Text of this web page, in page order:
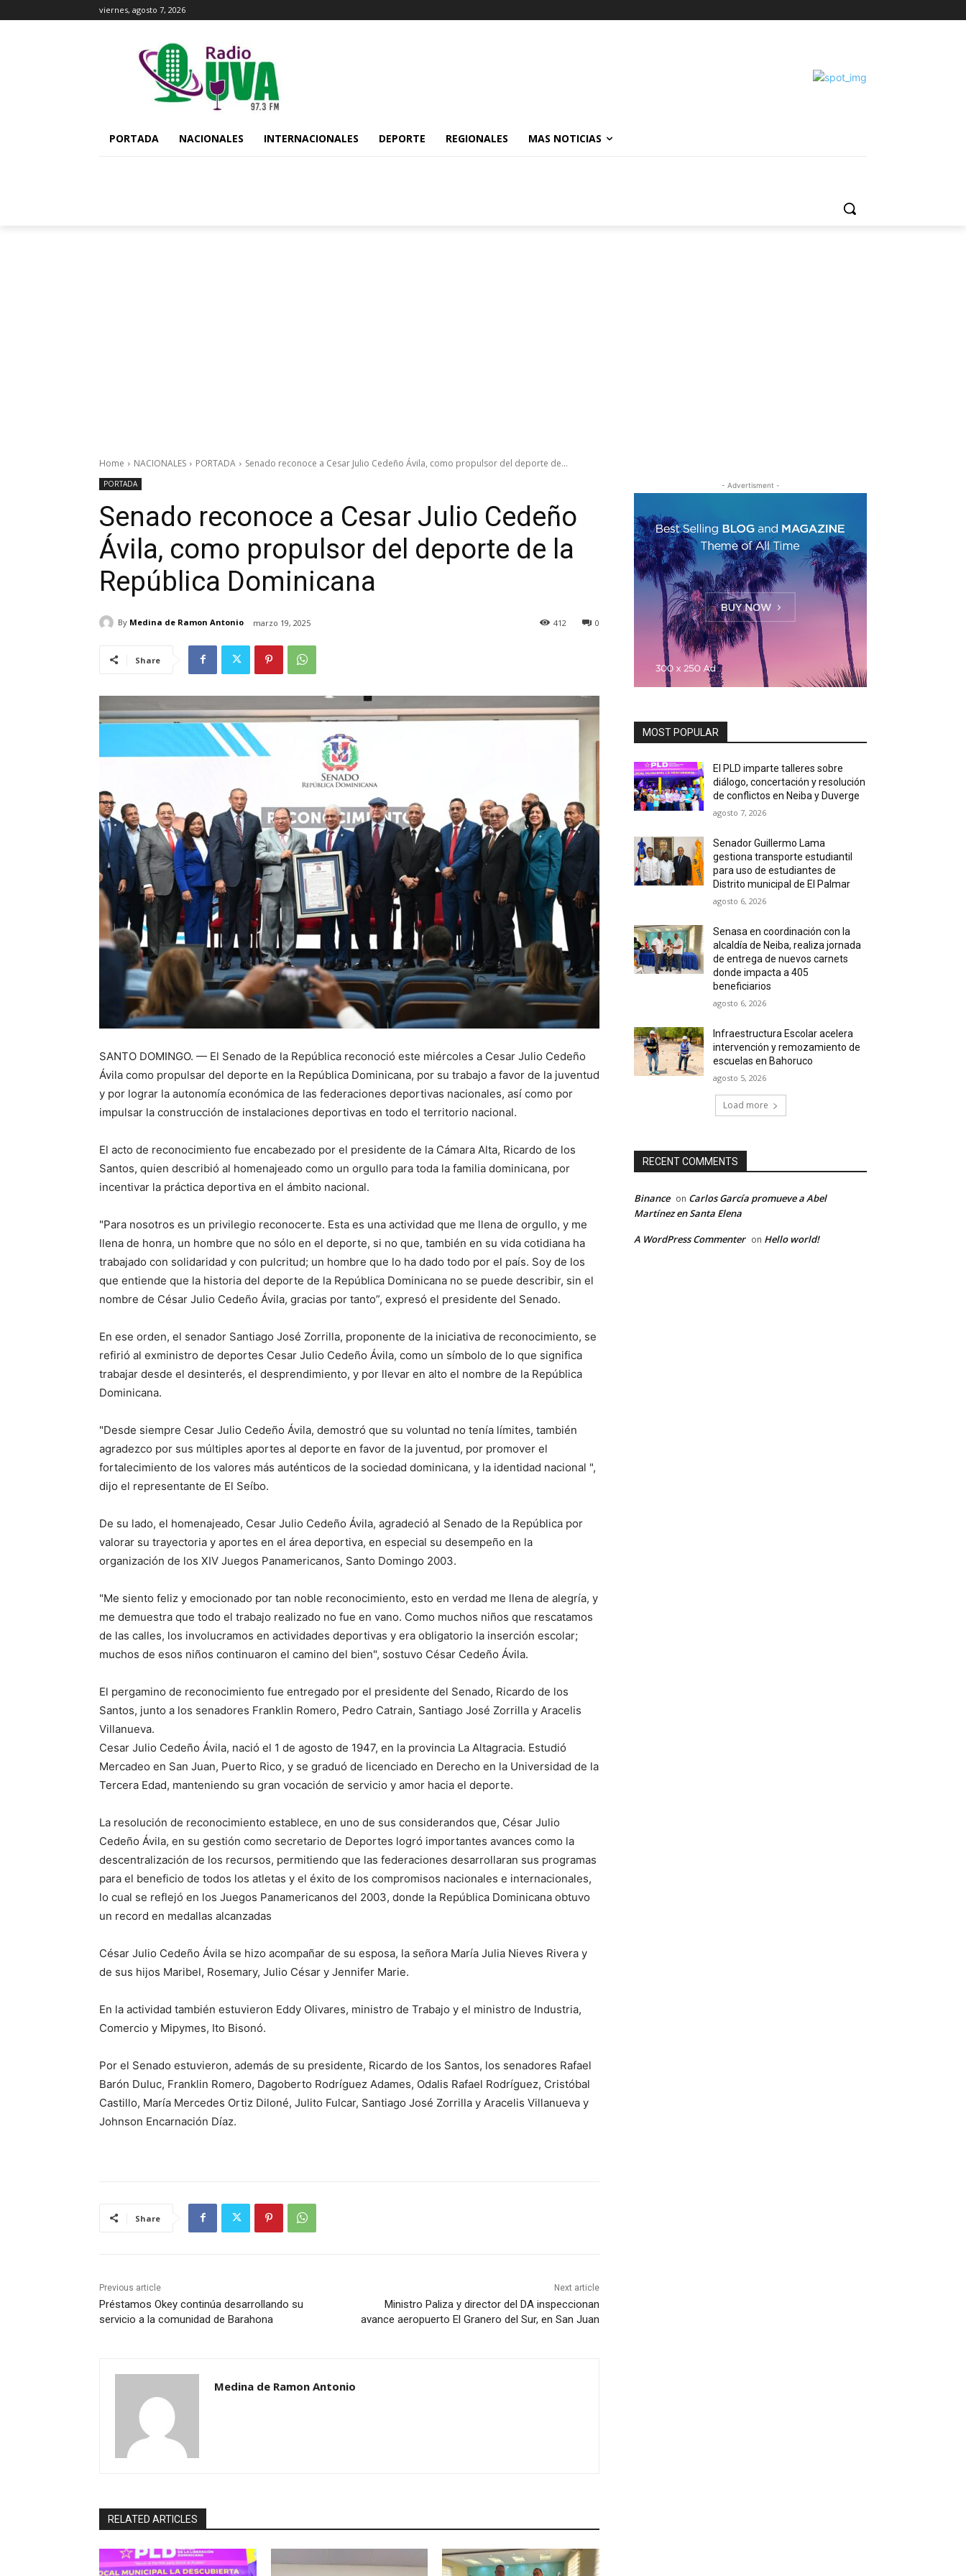
viernes, agosto 7, 2026
PORTADA NACIONALES INTERNACIONALES DEPORTE REGIONALES MAS NOTICIAS
Home NACIONALES PORTADA Senado reconoce a Cesar Julio Cedeño Ávila, como propulsor del deporte de...
PORTADA
Senado reconoce a Cesar Julio Cedeño
Ávila, como propulsor del deporte de la
República Dominicana
By Medina de Ramon Antonio marzo 19, 2025 0
412
Share
SANTO DOMINGO. — El Senado de la República reconoció este miércoles a Cesar Julio Cedeño
Ávila como propulsar del deporte en la República Dominicana, por su trabajo a favor de la juventud
y por lograr la autonomía económica de las federaciones deportivas nacionales, así como por
impulsar la construcción de instalaciones deportivas en todo el territorio nacional.
El acto de reconocimiento fue encabezado por el presidente de la Cámara Alta, Ricardo de los
Santos, quien describió al homenajeado como un orgullo para toda la familia dominicana, por
incentivar la práctica deportiva en el ámbito nacional.
"Para nosotros es un privilegio reconocerte. Esta es una actividad que me llena de orgullo, y me
llena de honra, un hombre que no sólo en el deporte, si no que, también en su vida cotidiana ha
trabajado con solidaridad y con pulcritud; un hombre que lo ha dado todo por el país. Soy de los
que entiende que la historia del deporte de la República Dominicana no se puede describir, sin el
nombre de César Julio Cedeño Ávila, gracias por tanto”, expresó el presidente del Senado.
En ese orden, el senador Santiago José Zorrilla, proponente de la iniciativa de reconocimiento, se
refirió al exministro de deportes Cesar Julio Cedeño Ávila, como un símbolo de lo que significa
trabajar desde el desinterés, el desprendimiento, y por llevar en alto el nombre de la República
Dominicana.
"Desde siempre Cesar Julio Cedeño Ávila, demostró que su voluntad no tenía límites, también
agradezco por sus múltiples aportes al deporte en favor de la juventud, por promover el
fortalecimiento de los valores más auténticos de la sociedad dominicana, y la identidad nacional ",
dijo el representante de El Seíbo.
De su lado, el homenajeado, Cesar Julio Cedeño Ávila, agradeció al Senado de la República por
valorar su trayectoria y aportes en el área deportiva, en especial su desempeño en la
organización de los XIV Juegos Panamericanos, Santo Domingo 2003.
"Me siento feliz y emocionado por tan noble reconocimiento, esto en verdad me llena de alegría, y
me demuestra que todo el trabajo realizado no fue en vano. Como muchos niños que rescatamos
de las calles, los involucramos en actividades deportivas y era obligatorio la inserción escolar;
muchos de esos niños continuaron el camino del bien", sostuvo César Cedeño Ávila.
El pergamino de reconocimiento fue entregado por el presidente del Senado, Ricardo de los
Santos, junto a los senadores Franklin Romero, Pedro Catrain, Santiago José Zorrilla y Aracelis
Villanueva.
Cesar Julio Cedeño Ávila, nació el 1 de agosto de 1947, en la provincia La Altagracia. Estudió
Mercadeo en San Juan, Puerto Rico, y se graduó de licenciado en Derecho en la Universidad de la
Tercera Edad, manteniendo su gran vocación de servicio y amor hacia el deporte.
La resolución de reconocimiento establece, en uno de sus considerandos que, César Julio
Cedeño Ávila, en su gestión como secretario de Deportes logró importantes avances como la
descentralización de los recursos, permitiendo que las federaciones desarrollaran sus programas
para el beneficio de todos los atletas y el éxito de los compromisos nacionales e internacionales,
lo cual se reflejó en los Juegos Panamericanos del 2003, donde la República Dominicana obtuvo
un record en medallas alcanzadas
César Julio Cedeño Ávila se hizo acompañar de su esposa, la señora María Julia Nieves Rivera y
de sus hijos Maribel, Rosemary, Julio César y Jennifer Marie.
En la actividad también estuvieron Eddy Olivares, ministro de Trabajo y el ministro de Industria,
Comercio y Mipymes, Ito Bisonó.
Por el Senado estuvieron, además de su presidente, Ricardo de los Santos, los senadores Rafael
Barón Duluc, Franklin Romero, Dagoberto Rodríguez Adames, Odalis Rafael Rodríguez, Cristóbal
Castillo, María Mercedes Ortiz Diloné, Julito Fulcar, Santiago José Zorrilla y Aracelis Villanueva y
Johnson Encarnación Díaz.
Share
Previous article
Préstamos Okey continúa desarrollando su
servicio a la comunidad de Barahona
Next article
Ministro Paliza y director del DA inspeccionan
avance aeropuerto El Granero del Sur, en San Juan
Medina de Ramon Antonio
RELATED ARTICLES
- Advertisment -
MOST POPULAR
El PLD imparte talleres sobre
diálogo, concertación y resolución
de conflictos en Neiba y Duverge
agosto 7, 2026
Senador Guillermo Lama
gestiona transporte estudiantil
para uso de estudiantes de
Distrito municipal de El Palmar
agosto 6, 2026
Senasa en coordinación con la
alcaldía de Neiba, realiza jornada
de entrega de nuevos carnets
donde impacta a 405
beneficiarios
agosto 6, 2026
Infraestructura Escolar acelera
intervención y remozamiento de
escuelas en Bahoruco
agosto 5, 2026
Load more
RECENT COMMENTS
Binance on Carlos García promueve a Abel
Martínez en Santa Elena
A WordPress Commenter on Hello world!